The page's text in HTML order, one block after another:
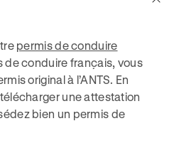
permis de conduire
de conduire français, vous
original à l’ANTS. En
une attestation
bien un permis de